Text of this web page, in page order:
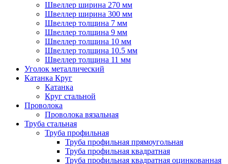
Швеллер ширина 270 мм
Швеллер ширина 300 мм
Швеллер толщина 7 мм
Швеллер толщина 9 мм
Швеллер толщина 10 мм
Швеллер толщина 10.5 мм
Швеллер толщина 11 мм
Уголок металлический
Катанка Круг
Катанка
Круг стальной
Проволока
Проволока вязальная
Труба стальная
Труба профильная
Труба профильная прямоугольная
Труба профильная квадратная
Труба профильная квадратная оцинкованная